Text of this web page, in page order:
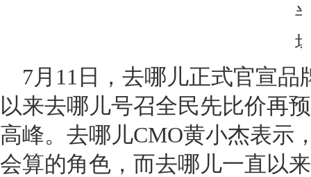
7月11日，去哪儿正式官宣
以来去哪儿号召全民先比价再
高峰。去哪儿CMO黄小杰表示
会算的角色，而去哪儿一直以